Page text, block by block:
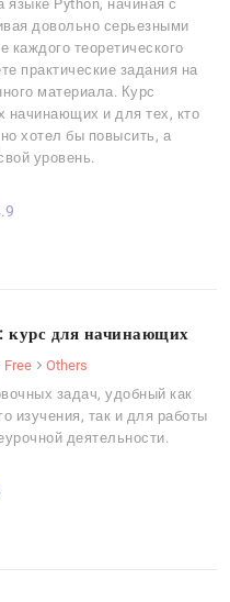
языке Python, начиная с
довольно серьезными
каждого теоретического
практические задания на
материала. Курс
начинающих и для тех, кто
хотел бы повысить, а
уровень.
курс для начинающих
Free
Others
задач, удобный как
изучения, так и для работы
деятельности.